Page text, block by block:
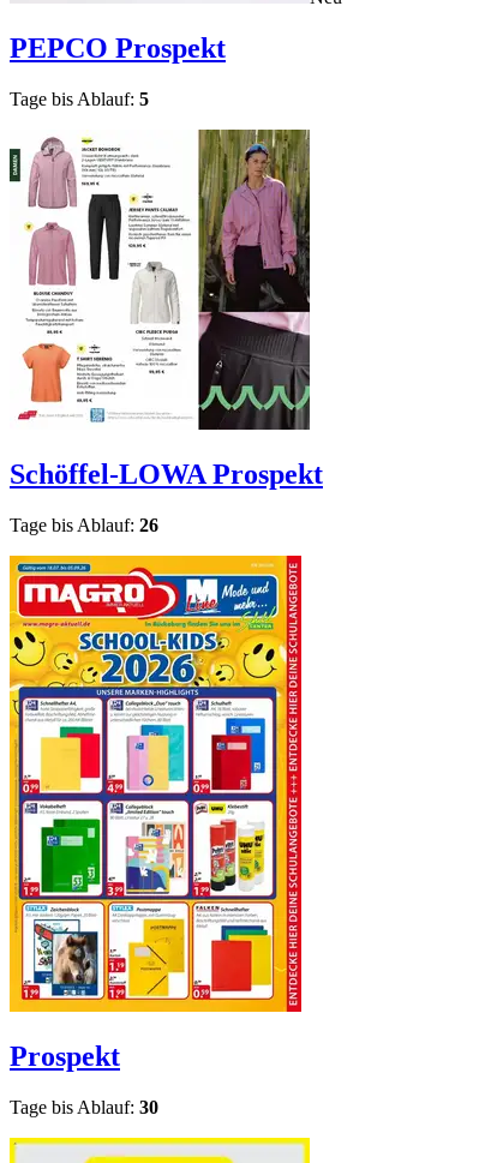
PEPCO Prospekt
Tage bis Ablauf: 5
Schöffel-LOWA Prospekt
Tage bis Ablauf: 26
Prospekt
Tage bis Ablauf: 30